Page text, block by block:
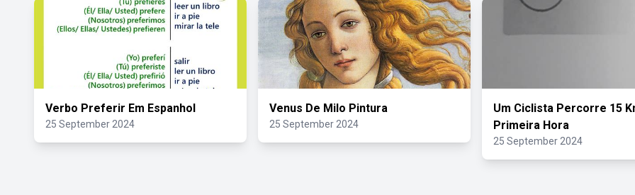
Verbo Preferir Em Espanhol
25 September 2024
Venus De Milo Pintura
25 September 2024
Um Ciclista Percorre 15
Primeira Hora
25 September 2024